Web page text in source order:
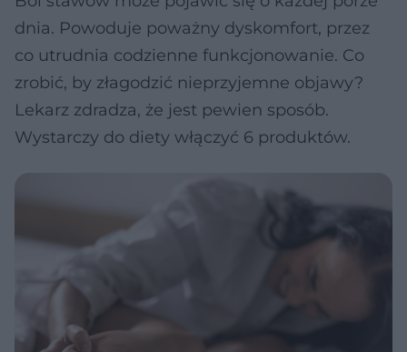
dnia. Powoduje poważny dyskomfort, przez
co utrudnia codzienne funkcjonowanie. Co
zrobić, by złagodzić nieprzyjemne objawy?
Lekarz zdradza, że jest pewien sposób.
Wystarczy do diety włączyć 6 produktów.